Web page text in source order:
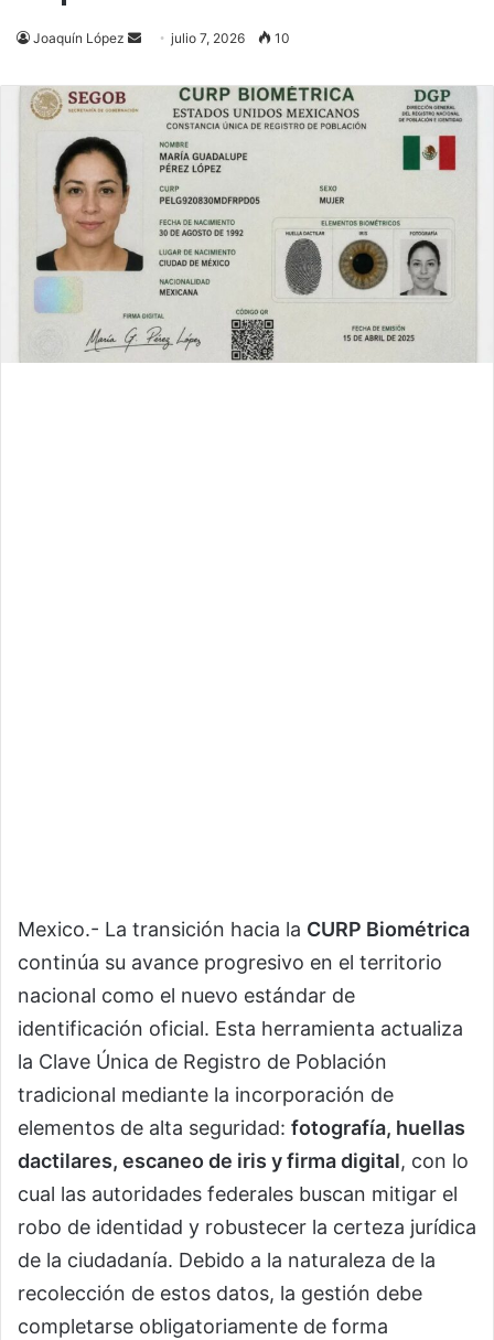
Joaquín López
Send
email
julio 7, 2026 10
Mexico.- La transición hacia la CURP Biométrica
continúa su avance progresivo en el territorio
nacional como el nuevo estándar de
identificación oficial. Esta herramienta actualiza
la Clave Única de Registro de Población
tradicional mediante la incorporación de
elementos de alta seguridad: fotografía, huellas
dactilares, escaneo de iris y firma digital, con lo
cual las autoridades federales buscan mitigar el
robo de identidad y robustecer la certeza jurídica
de la ciudadanía. Debido a la naturaleza de la
recolección de estos datos, la gestión debe
completarse obligatoriamente de forma